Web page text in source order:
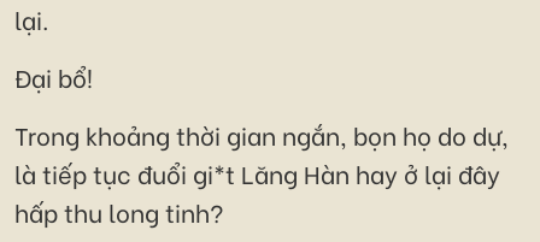
lại.
Đại bổ!
Trong khoảng thời gian ngắn, bọn họ do dự,
là tiếp tục đuổi gi*t Lăng Hàn hay ở lại đây
hấp thu long tinh?